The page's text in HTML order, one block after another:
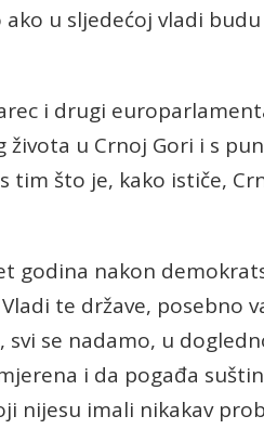
ako u sljedećoj vladi
i drugi
života u Crnoj Gori i s
tim što je, kako ističe,
godina nakon
te države, posebno
svi se nadamo, u
i da pogađa
nijesu imali nikakav